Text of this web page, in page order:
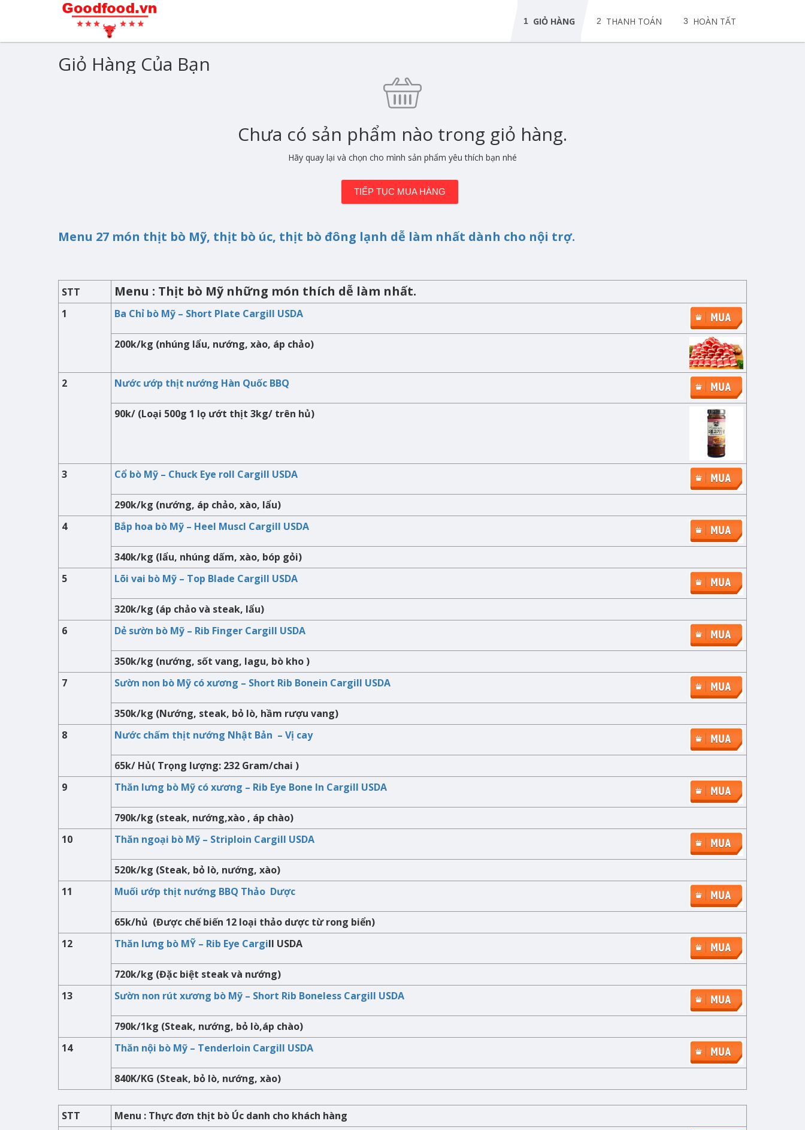
Giỏ Hàng Của Bạn
1 GIỎ HÀNG 2 THANH TOÁN 3 HOÀN TẤT
Chưa có sản phẩm nào trong giỏ hàng.
Hãy quay lại và chọn cho mình sản phẩm yêu thích bạn nhé
TIẾP TỤC MUA HÀNG
Menu 27 món thịt bò Mỹ, thịt bò úc, thịt bò đông lạnh dễ làm nhất dành cho nội trợ.
STT Menu : Thịt bò Mỹ những món thích dễ làm nhất.
1 Ba Chỉ bò Mỹ – Short Plate Cargill USDA
200k/kg (nhúng lẩu, nướng, xào, áp chảo)
2 Nước ướp thịt nướng Hàn Quốc BBQ
90k/ (Loại 500g 1 lọ ướt thịt 3kg/ trên hủ)
3 Cổ bò Mỹ – Chuck Eye roll Cargill USDA
290k/kg (nướng, áp chảo, xào, lẩu)
4
Bắp hoa bò Mỹ – Heel Muscl Cargill USDA
340k/kg (lẩu, nhúng dấm, xào, bóp gỏi)
5
Lõi vai bò Mỹ – Top Blade Cargill USDA
320k/kg (áp chảo và steak, lẩu)
6
Dẻ sườn bò Mỹ – Rib Finger Cargill USDA
350k/kg (nướng, sốt vang, lagu, bò kho )
7
Sườn non bò Mỹ có xương – Short Rib Bonein Cargill USDA
350k/kg (Nướng, steak, bỏ lò, hầm rượu vang)
8
Nước chấm thịt nướng Nhật Bản – Vị cay
65k/ Hủ( Trọng lượng: 232 Gram/chai )
9
Thăn lưng bò Mỹ có xương – Rib Eye Bone In Cargill USDA
790k/kg (steak, nướng,xào , áp chào)
10
Thăn ngoại bò Mỹ – Striploin Cargill USDA
520k/kg (Steak, bỏ lò, nướng, xào)
11
Muối ướp thịt nướng BBQ Thảo Dược
65k/hủ (Được chế biến 12 loại thảo dược từ rong biển)
12
Thăn lưng bò MỸ – Rib Eye Cargill USDA
720k/kg (Đặc biệt steak và nướng)
13
Sườn non rút xương bò Mỹ – Short Rib Boneless Cargill USDA
790k/1kg (Steak, nướng, bỏ lò,áp chào)
14
Thăn nội bò Mỹ – Tenderloin Cargill USDA
840K/KG (Steak, bỏ lò, nướng, xào)
STT
Menu : Thực đơn thịt bò Úc danh cho khách hàng